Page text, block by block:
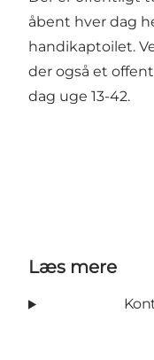
åbent hver dag
handikaptoilet.
der også et
dag uge 13-42.
Læs mere